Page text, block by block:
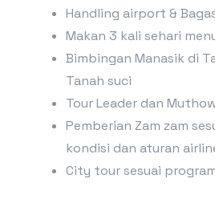
Handling airport &
Makan 3 kali sehari
Bimbingan Manasik di
Tanah suci
Tour Leader dan
Pemberian Zam zam
kondisi dan aturan
City tour sesuai